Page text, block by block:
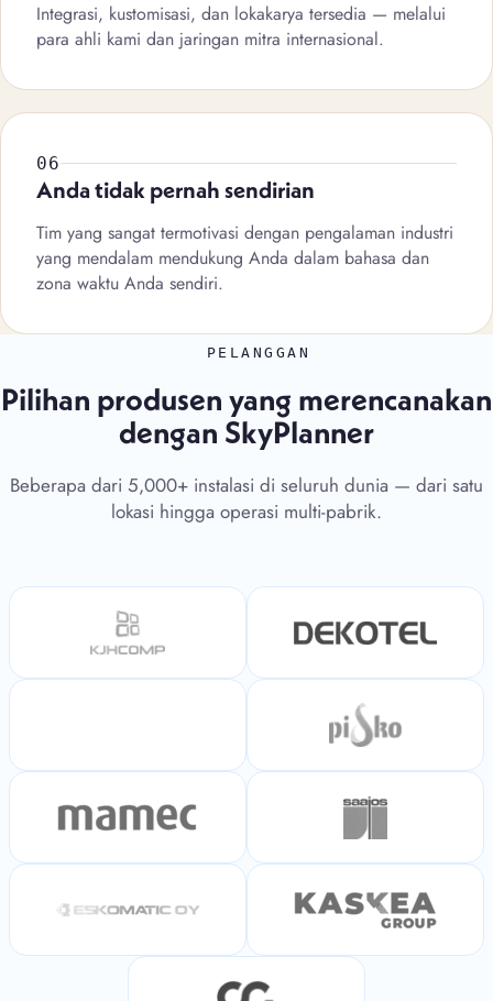
Integrasi, kustomisasi, dan lokakarya tersedia — melalui
para ahli kami dan jaringan mitra internasional.
06
Anda tidak pernah sendirian
Tim yang sangat termotivasi dengan pengalaman industri
yang mendalam mendukung Anda dalam bahasa dan
zona waktu Anda sendiri.
PELANGGAN
Pilihan produsen yang merencanakan
dengan SkyPlanner
Beberapa dari 5,000+ instalasi di seluruh dunia — dari satu
lokasi hingga operasi multi-pabrik.